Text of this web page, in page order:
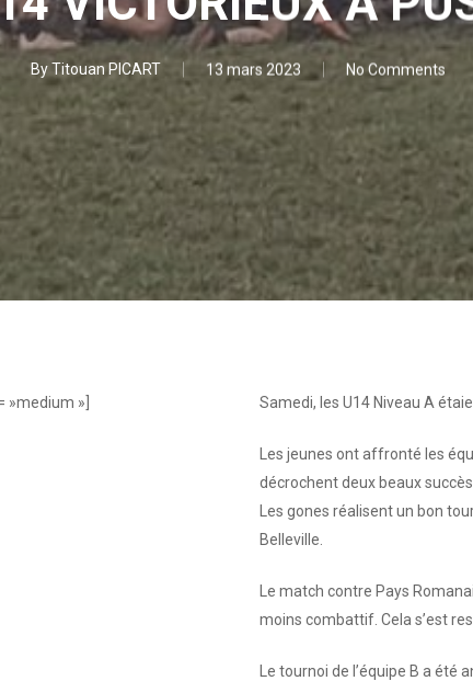
By Titouan PICART 13 mars 2023 No Comments
»medium »] Samedi, les U14 Niveau A
Les jeunes ont affronté les
décrochent deux beaux succès.
Les gones réalisent un bon
Belleville.
Le match contre Pays
moins combattif. Cela s’est
Le tournoi de l’équipe B a été